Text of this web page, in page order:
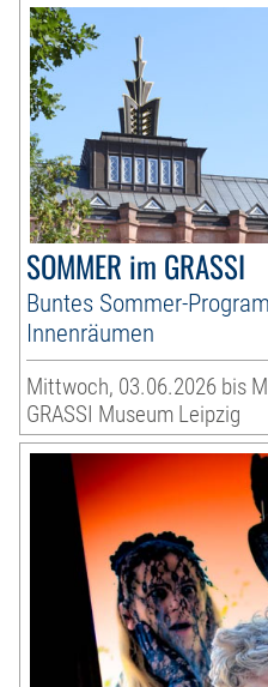
SOMMER im GRASSI
Buntes Sommer-
Innenräumen
Mittwoch, 03.06.2026 bis
GRASSI Museum Leipzig